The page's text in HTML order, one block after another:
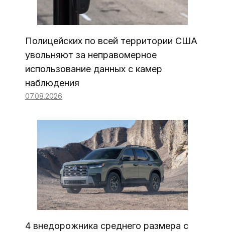
Полицейских по всей территории США
увольняют за неправомерное
использование данных с камер
наблюдения
07.08.2026
4 внедорожника среднего размера с